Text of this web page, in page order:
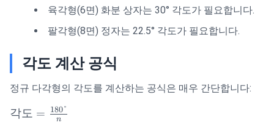
육각형(6면) 화분 상자는 30° 각도가 필요합니다.
팔각형(8면) 정자는 22.5° 각도가 필요합니다.
각도 계산 공식
정규 다각형의 각도를 계산하는 공식은 매우 간단합니다:
\text{각도}
각도 = n
180°